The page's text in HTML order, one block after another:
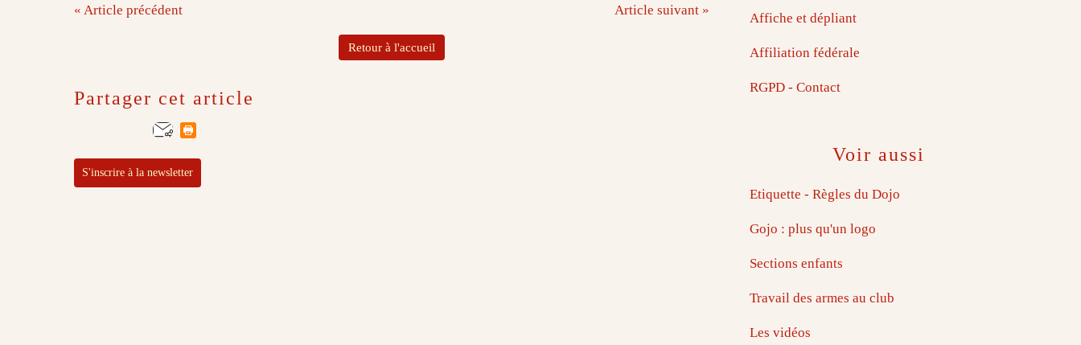
« Article précédent Article suivant »
Retour à l'accueil
Partager cet article
S'inscrire à la newsletter
Affiche et dépliant
Affiliation fédérale
RGPD - Contact
Voir aussi
Etiquette - Règles du Dojo
Gojo : plus qu'un logo
Sections enfants
Travail des armes au club
Les vidéos